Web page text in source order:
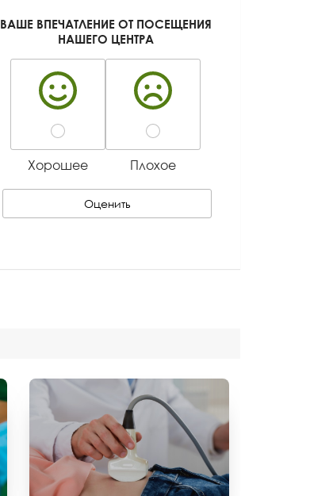
ВАШЕ ВПЕЧАТЛЕНИЕ ОТ ПОСЕЩЕНИЯ
НАШЕГО ЦЕНТРА
Хорошее Плохое
Оценить